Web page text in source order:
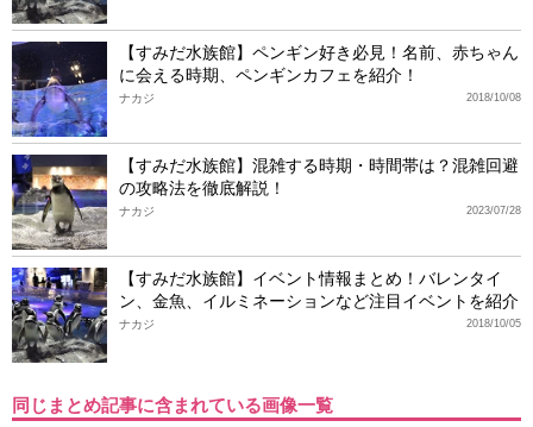
【すみだ水族館】ペンギン好き必見！名前、赤ちゃん
に会える時期、ペンギンカフェを紹介！
2018/10/08
ナカジ
【すみだ水族館】混雑する時期・時間帯は？混雑回避
の攻略法を徹底解説！
2023/07/28
ナカジ
【すみだ水族館】イベント情報まとめ！バレンタイ
ン、金魚、イルミネーションなど注目イベントを紹介
2018/10/05
ナカジ
同じまとめ記事に含まれている画像一覧